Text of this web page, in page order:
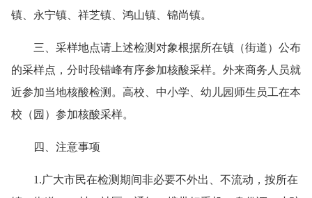
镇、永宁镇、祥芝镇、鸿山镇、锦尚镇。
三、采样地点请上述检测对象根据所在镇（街道）公布
的采样点，分时段错峰有序参加核酸采样。外来商务人员就
近参加当地核酸检测。高校、中小学、幼儿园师生员工在本
校（园）参加核酸采样。
四、注意事项
1.广大市民在检测期间非必要不外出、不流动，按所在